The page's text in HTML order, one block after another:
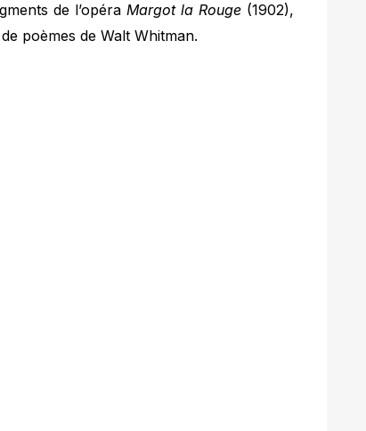
de l’opéraMargot la Rouge (1902),
poèmes de Walt Whitman.